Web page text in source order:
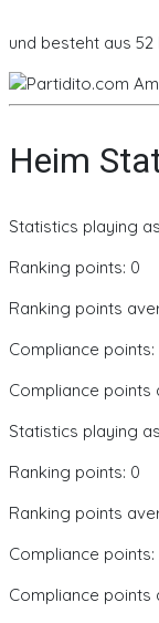
und besteht aus 52
Heim
Statistics playing
Ranking points: 0
Ranking points
Compliance points:
Compliance points
Statistics playing
Ranking points: 0
Ranking points
Compliance points:
Compliance points